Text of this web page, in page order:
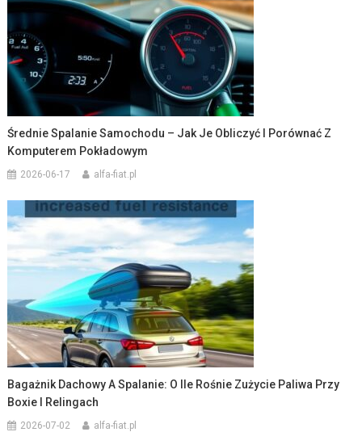
Średnie Spalanie Samochodu – Jak Je Obliczyć I Porównać Z
Komputerem Pokładowym
2026-06-17 alfa-fiat.pl
Bagażnik Dachowy A Spalanie: O Ile Rośnie Zużycie Paliwa Przy
Boxie I Relingach
2026-07-02 alfa-fiat.pl